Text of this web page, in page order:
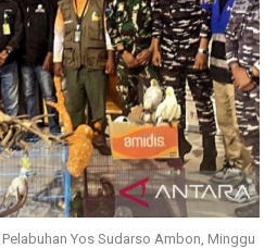
Yos Sudarso Ambon, Minggu